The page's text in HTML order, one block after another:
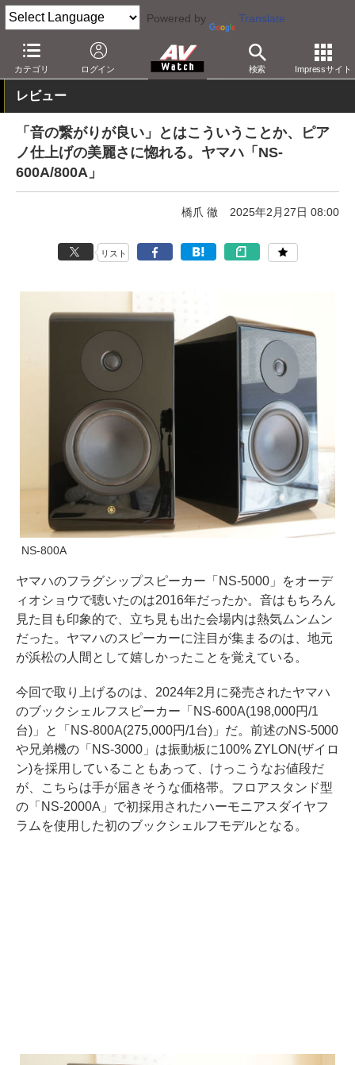
Powered by Translate
カテゴリ ログイン 検索 Impressサイト
AV Watch 製品 オーディオスピーカー
レビュー
「音の繋がりが良い」とはこういうことか、ピア
ノ仕上げの美麗さに惚れる。ヤマハ「NS-
600A/800A」
橋爪 徹 2025年2月27日 08:00
リスト
NS-800A
ヤマハのフラグシップスピーカー「NS-5000」をオーデ
ィオショウで聴いたのは2016年だったか。音はもちろん
見た目も印象的で、立ち見も出た会場内は熱気ムンムン
だった。ヤマハのスピーカーに注目が集まるのは、地元
が浜松の人間として嬉しかったことを覚えている。
今回で取り上げるのは、2024年2月に発売されたヤマハ
のブックシェルフスピーカー「NS-600A(198,000円/1
台)」と「NS-800A(275,000円/1台)」だ。前述のNS-5000
や兄弟機の「NS-3000」は振動板に100% ZYLON(ザイロ
ン)を採用していることもあって、けっこうなお値段だ
が、こちらは手が届きそうな価格帯。フロアスタンド型
の「NS-2000A」で初採用されたハーモニアスダイヤフ
ラムを使用した初のブックシェルフモデルとなる。